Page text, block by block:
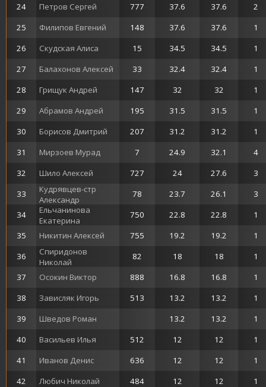
24
Петров Сергей 777 37.6 37.6
2
25
Филипов Евгений 148 37.6 37.6
1
26
Скудская Алиса 15 34.5 34.5
1
27
Балахонов Алексей 33 32.4 32.4
1
28
Грищук Андрей 147 32 32
1
29
Абрамов Андрей 195 31.5 31.5
1
30
Борисов Дмитрий 207 31.2 31.2
1
31
Мирзоев Мурад 7 24.9 32.1
4
32
Шило Алексей 727 24 27.6
3
33
Кудрявцев-стр
Александр
78 23.7 26.1
3
34
Ельчанинова
Екатерина
750 22.8 22.8
1
35
Никитин Алексей 755 19.2 19.2
1
36
Спиридонов
Николай
82 18 18
1
37
Осокин Виктор 888 16.8 16.8
1
38
Зависляк Игорь 513 13.2 13.2
1
39
Шведов Роман 13.2 13.2
1
40
Васильев Илья 512 12 12
1
41
Иванов Денис 636 12 12
1
42
Любич Николай 484 12 12
1